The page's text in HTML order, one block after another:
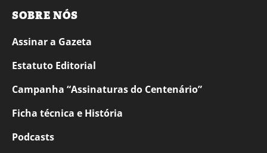
SOBRE NÓS
Assinar a Gazeta
Estatuto Editorial
Campanha “Assinaturas do Centenário”
Ficha técnica e História
Podcasts